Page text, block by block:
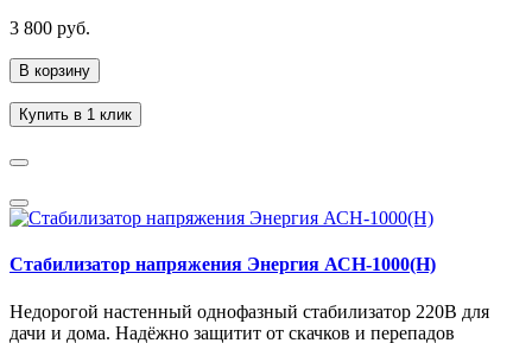
3 800 руб.
В корзину
Купить в 1 клик
Стабилизатор напряжения Энергия АСН-1000(Н)
Недорогой настенный однофазный стабилизатор 220В для
дачи и дома. Надёжно защитит от скачков и перепадов